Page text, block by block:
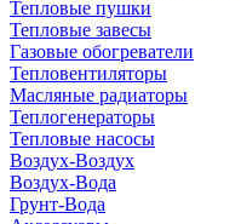
Тепловые пушки
Тепловые завесы
Газовые обогреватели
Тепловентиляторы
Масляные радиаторы
Теплогенераторы
Тепловые насосы
Воздух-Воздух
Воздух-Вода
Грунт-Вода